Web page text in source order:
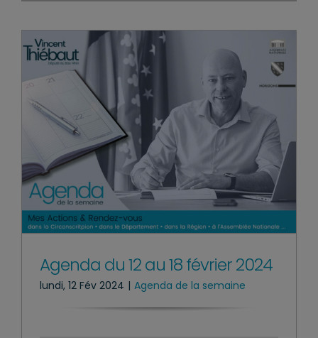
Agenda du 12 au 18 février 2024
lundi, 12 Fév 2024 | Agenda de la semaine